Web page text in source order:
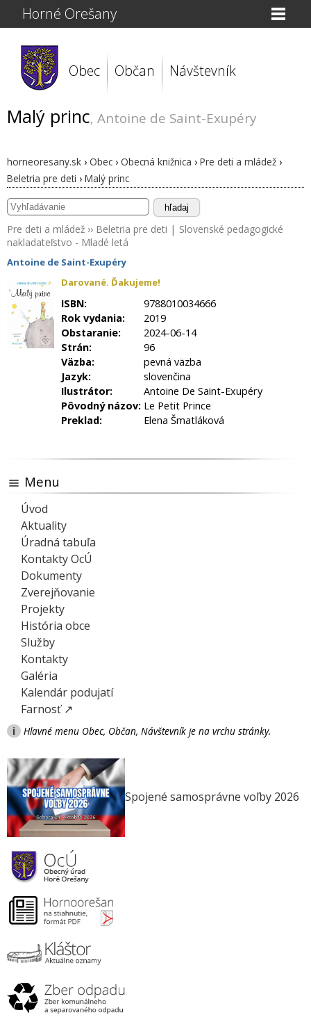
Horné Orešany
Obec Občan Návštevník
Malý princ, Antoine de Saint-Exupéry
horneoresany.sk › Obec › Obecná knižnica › Pre deti a mládež ›
Beletria pre deti › Malý princ
hľadaj
Pre deti a mládež ›› Beletria pre deti | Slovenské pedagogické
nakladateľstvo - Mladé letá
Antoine de Saint-Exupéry
Darované. Ďakujeme!
ISBN:
9788010034666
Rok vydania:
2019
Obstaranie:
2024-06-14
Strán:
96
Väzba:
pevná väzba
Jazyk:
slovenčina
Ilustrátor:
Antoine De Saint-Exupéry
Pôvodný názov: Le Petit Prince
Preklad:
Elena Šmatláková
Menu
Úvod
Aktuality
Úradná tabuľa
Kontakty OcÚ
Dokumenty
Zverejňovanie
Projekty
História obce
Služby
Kontakty
Galéria
Kalendár podujatí
Farnosť ↗
i Hlavné menu Obec, Občan, Návštevník je na vrchu stránky.
Spojené samosprávne voľby 2026